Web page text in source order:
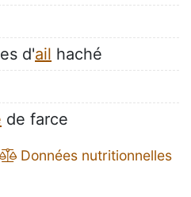
d'ail haché
de farce
Données nutritionnelles